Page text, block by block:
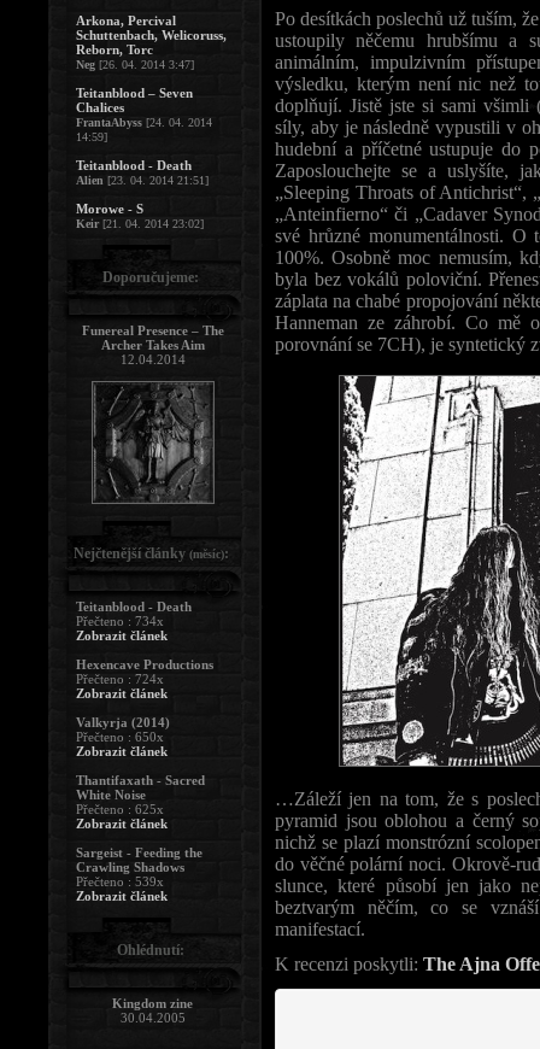
Po desítkách poslechů už tuším,
ustoupily něčemu hrubšímu a
animálním, impulzivním
výsledku, kterým není nic než
doplňují. Jistě jste si sami všimli
síly, aby je následně vypustili v
hudební a příčetné ustupuje do
Zaposlouchejte se a uslyšíte,
„Sleeping Throats of Antichrist“,
„Anteinfierno“ či „Cadaver
své hrůzné monumentálnosti. O
100%. Osobně moc nemusím,
byla bez vokálů poloviční.
záplata na chabé propojování
Hanneman ze záhrobí. Co mě
porovnání se 7CH), je
…Záleží jen na tom, že s
pyramid jsou oblohou a černý
nichž se plazí monstrózní
do věčné polární noci. Okrově-
slunce, které působí jen jako
beztvarým něčím, co se
manifestací.
K recenzi poskytli: The Ajna
Arkona, Percival
Schuttenbach, Welicoruss,
Reborn, Torc
Neg [26. 04. 2014 3:47]
Teitanblood – Seven
Chalices
FrantaAbyss [24. 04. 2014
14:59]
Teitanblood - Death
Alien [23. 04. 2014 21:51]
Morowe - S
Keir[21. 04. 2014 23:02]
Doporučujeme:
Funereal Presence – The
Archer Takes Aim
12.04.2014
Nejčtenější články (měsíc):
Teitanblood - Death
Přečteno : 734x
Zobrazit článek
Hexencave Productions
Přečteno : 724x
Zobrazit článek
Valkyrja (2014)
Přečteno : 650x
Zobrazit článek
Thantifaxath - Sacred
White Noise
Přečteno : 625x
Zobrazit článek
Sargeist - Feeding the
Crawling Shadows
Přečteno : 539x
Zobrazit článek
Ohlédnutí:
Kingdom zine
30.04.2005